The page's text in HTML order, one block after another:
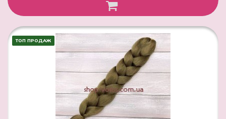
ТОП ПРОДАЖ